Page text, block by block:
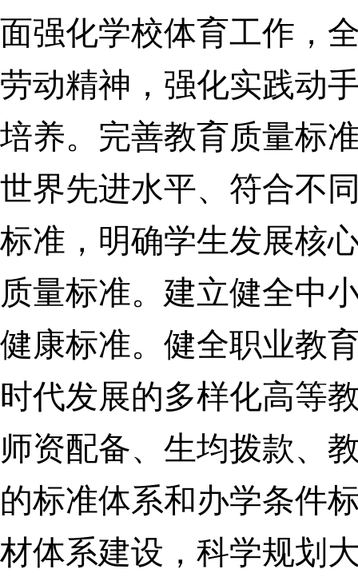
面强化学校体育工作，
劳动精神，强化实践动
培养。完善教育质量标
世界先进水平、符合不
标准，明确学生发展核
质量标准。建立健全中
健康标准。健全职业教
时代发展的多样化高等
师资配备、生均拨款、
的标准体系和办学条件
材体系建设，科学规划